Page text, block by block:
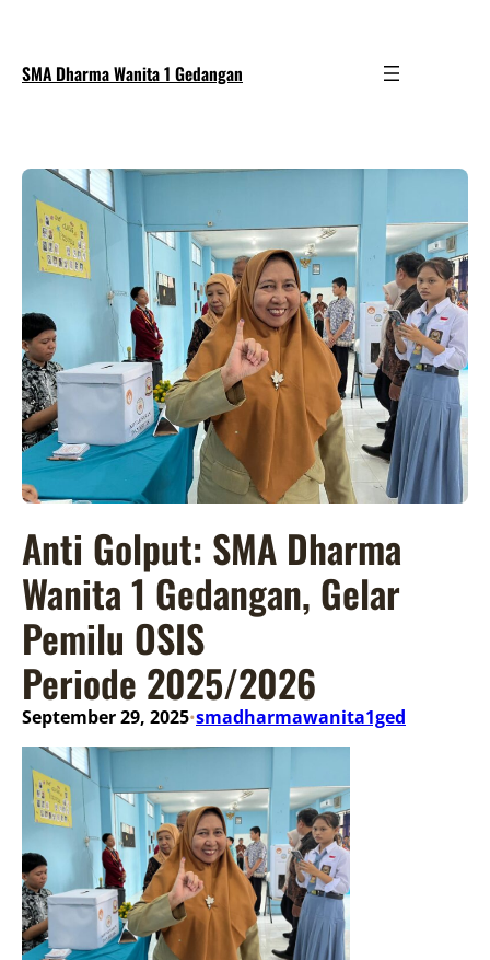
SMA Dharma Wanita 1 Gedangan
Anti Golput: SMA Dharma
Wanita 1 Gedangan, Gelar
Pemilu OSIS
Periode 2025/2026
September 29, 2025•smadharmawanita1ged